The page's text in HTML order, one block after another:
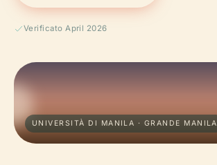
Verificato April 2026
UNIVERSITÀ DI MANILA · GRANDE MANILA